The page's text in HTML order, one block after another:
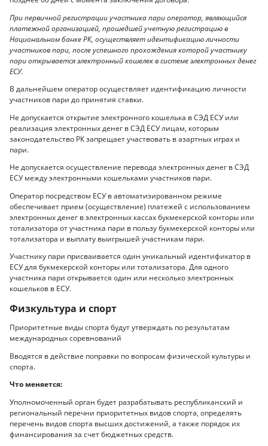
При первичной регистрации участника пари оператор, являющийся
платежной организацией, прошедшей учетную регистрацию в
Национальном банке РК, осуществляет идентификацию личности
участников пари, после успешного прохождения которой участнику
пари открывается электронный кошелек в системе электронных денег
ЕСУ.
В дальнейшем оператор осуществляет идентификацию личности
участников пари до принятия ставки.
Не допускается открытие электронного кошелька в СЭД ЕСУ или
реализация электронных денег в СЭД ЕСУ лицам, которым
законодательство РК запрещает участвовать в азартных играх и
пари.
Не допускается осуществление перевода электронных денег в СЭД
ЕСУ между электронными кошельками участников пари.
Оператор посредством ЕСУ в автоматизированном режиме
обеспечивает прием (осуществление) платежей с использованием
электронных денег в электронных кассах букмекерской конторы или
тотализатора от участника пари в пользу букмекерской конторы или
тотализатора и выплату выигрышей участникам пари.
Участнику пари присваивается один уникальный идентификатор в
ЕСУ для букмекерской конторы или тотализатора. Для одного
участника пари открывается один или несколько электронных
кошельков в ЕСУ.
Физкультура и спорт
Приоритетные виды спорта будут утверждать по результатам
международных соревнований
Вводятся в действие поправки по вопросам физической культуры и
спорта.
Что меняется:
Уполномоченный орган будет разрабатывать республиканский и
региональный перечни приоритетных видов спорта, определять
перечень видов спорта высших достижений, а также порядок их
финансирования за счет бюджетных средств.